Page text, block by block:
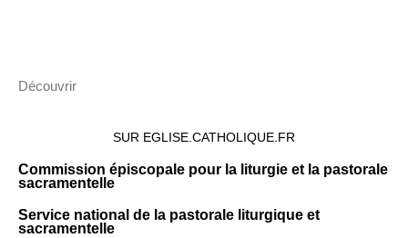
Découvrir
SUR EGLISE.CATHOLIQUE.FR
Commission épiscopale pour la liturgie et la pastorale
sacramentelle
Service national de la pastorale liturgique et
sacramentelle